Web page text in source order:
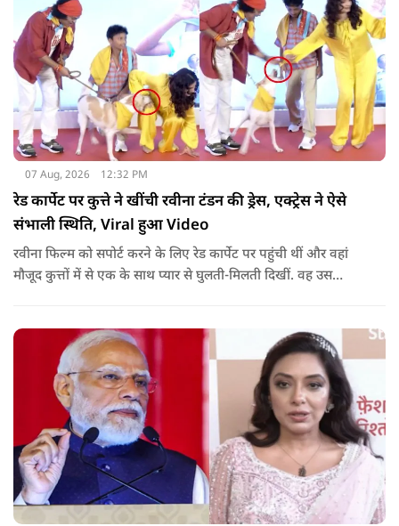
07 Aug, 2026 12:32 PM
रेड कार्पेट पर कुत्ते ने खींची रवीना टंडन की ड्रेस, एक्ट्रेस ने ऐसे
संभाली स्थिति, Viral हुआ Video
रवीना फिल्म को सपोर्ट करने के लिए रेड कार्पेट पर पहुंची थीं और वहां
मौजूद कुत्तों में से एक के साथ प्यार से घुलती-मिलती दिखीं. वह उस
खड़ी हुईं, तो कुत्ते का ध्यान उनकी पीली ड्रेस की लटकती हुई डोरी और
आस्तीन पर चला गया.